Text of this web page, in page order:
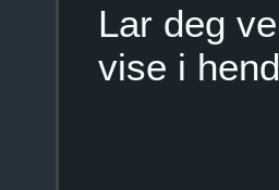
Lar deg
vise i